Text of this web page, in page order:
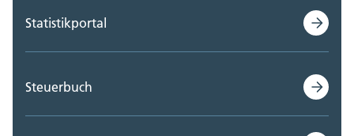
Statistikportal
Steuerbuch